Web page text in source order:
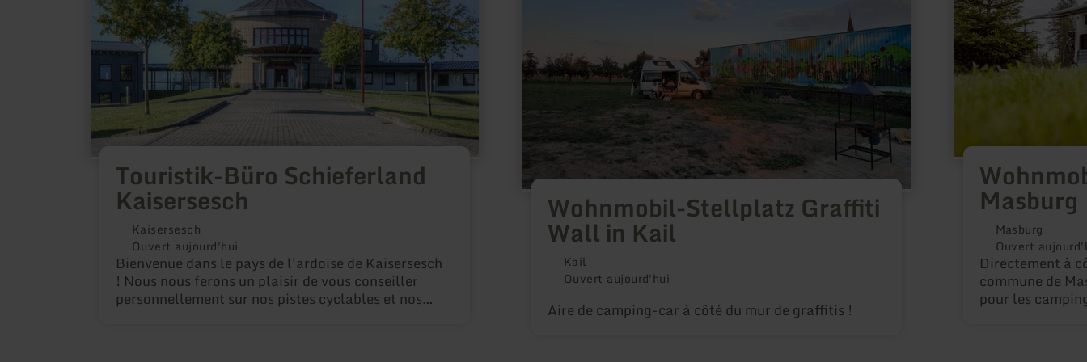
Touristik-Büro Schieferland
Kaisersesch
Kaisersesch
Ouvert aujourd'hui
Bienvenue dans le pays de l'ardoise de Kaisersesch
! Nous nous ferons un plaisir de vous conseiller
personnellement sur nos pistes cyclables et nos
Kaisersesch
Wohnmobil-Stellplatz Graffiti
Wall in Kail
Kail
Ouvert aujourd'hui
Aire de camping-car à côté du mur de graffitis !
Masburg
Masburg
Ouvert
Directement à
commune de
pour les